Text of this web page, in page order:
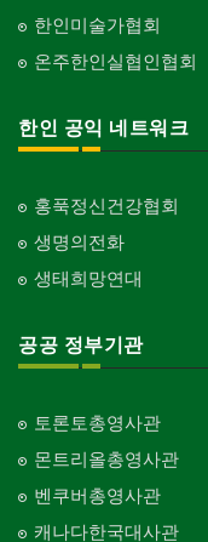
한인미술가협회
온주한인실협인협회
한인 공익 네트워크
홍푹정신건강협회
생명의전화
생태희망연대
공공 정부기관
토론토총영사관
몬트리올총영사관
벤쿠버총영사관
캐나다한국대사관